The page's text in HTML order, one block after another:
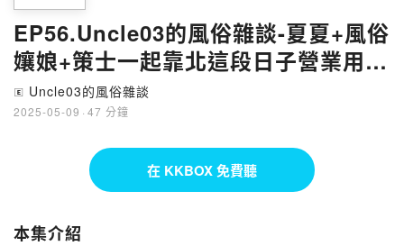
EP56.Uncle03的風俗雜談-夏夏+風俗
孃娘+策士一起靠北這段日子營業用帳
號被Ban掉的那些事
🄴 Uncle03的風俗雜談
2025-05-09 · 47 分鐘
在 KKBOX 免費聽
本集介紹